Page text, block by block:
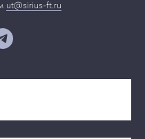
ut@sirius-ft.ru